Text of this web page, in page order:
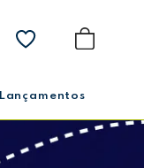
Lançamentos